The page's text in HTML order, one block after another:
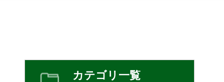
カテゴリ一覧